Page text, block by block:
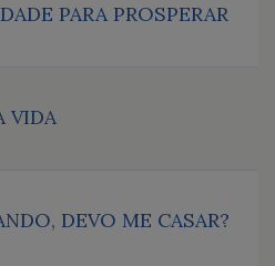
PARA PROSPERAR
VIDA
DEVO ME CASAR?